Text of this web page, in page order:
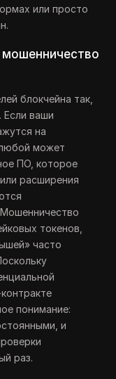
или просто
блокчейна так,
ваши
на
может
ПО, которое
расширения
токенов,
часто
понимание:
и
раз.